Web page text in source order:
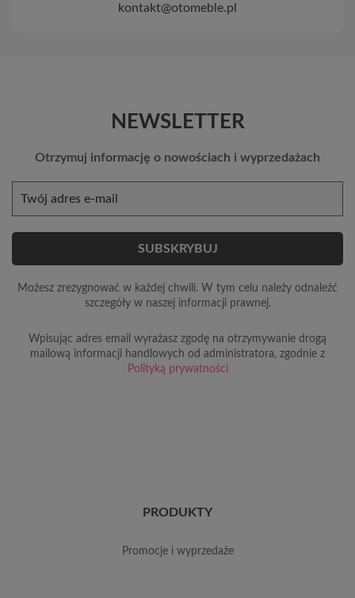
kontakt@otomeble.pl
NEWSLETTER
Otrzymuj informację o nowościach i wyprzedażach
Możesz zrezygnować w każdej chwili. W tym celu należy odnaleźć
szczegóły w naszej informacji prawnej.
Wpisując adres email wyrażasz zgodę na otrzymywanie drogą
mailową informacji handlowych od administratora, zgodnie z
Polityką prywatności
PRODUKTY
promocje i wyprzedaże